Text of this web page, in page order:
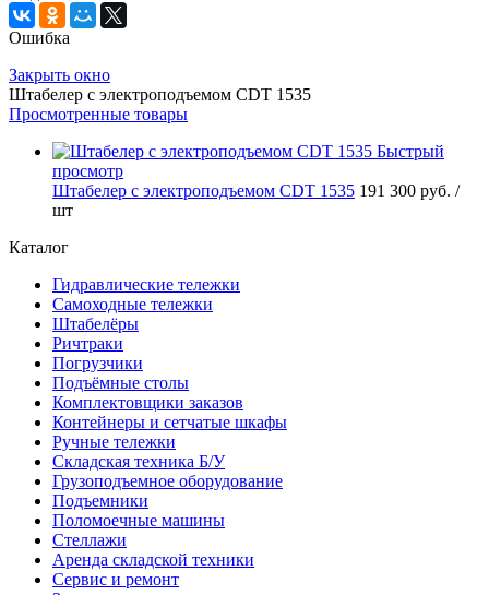
Ошибка
Закрыть окно
Штабелер с электроподъемом CDT 1535
Просмотренные товары
Быстрый
просмотр
Штабелер с электроподъемом CDT 1535 191 300 руб. /
шт
Каталог
Гидравлические тележки
Самоходные тележки
Штабелёры
Ричтраки
Погрузчики
Подъёмные столы
Комплектовщики заказов
Контейнеры и сетчатые шкафы
Ручные тележки
Складская техника Б/У
Грузоподъемное оборудование
Подъемники
Поломоечные машины
Стеллажи
Аренда складской техники
Сервис и ремонт